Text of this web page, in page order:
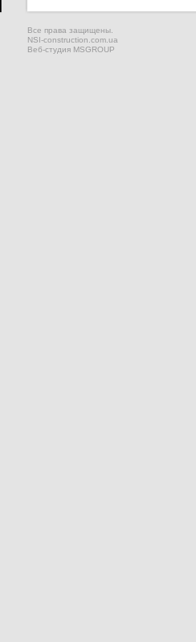
Все права защищены.
NSI-construction.com.ua
Веб-студияMSGROUP